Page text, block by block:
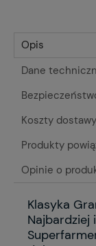
Opis
Dane
Koszty dostawy
Cena nie
Produkty
Opinie o
Klasyka
Najbardziej